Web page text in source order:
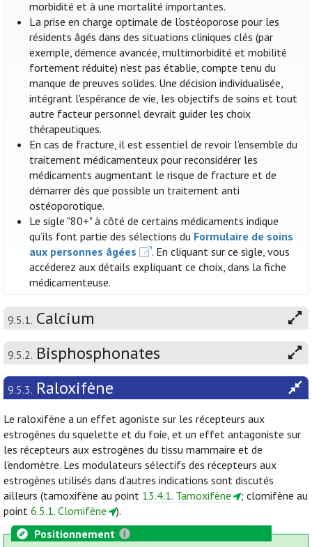
morbidité et à une mortalité importantes.
La prise en charge optimale de l'ostéoporose pour les
résidents âgés dans des situations cliniques clés (par
exemple, démence avancée, multimorbidité et mobilité
fortement réduite) n’est pas établie, compte tenu du
manque de preuves solides. Une décision individualisée,
intégrant l'espérance de vie, les objectifs de soins et tout
autre facteur personnel devrait guider les choix
thérapeutiques.
En cas de fracture, il est essentiel de revoir l’ensemble du
traitement médicamenteux pour reconsidérer les
médicaments augmentant le risque de fracture et de
démarrer dès que possible un traitement anti
ostéoporotique.
Le sigle "80+" à côté de certains médicaments indique
qu’ils font partie des sélections du Formulaire de soins
aux personnes âgées
. En cliquant sur ce sigle, vous
accéderez aux détails expliquant ce choix, dans la fiche
médicamenteuse.
9.5.1. Calcium
9.5.2. Bisphosphonates
9.5.3. Raloxifène
Le raloxifène a un effet agoniste sur les récepteurs aux
estrogènes du squelette et du foie, et un effet antagoniste sur
les récepteurs aux estrogènes du tissu mammaire et de
l'endomètre. Les modulateurs sélectifs des récepteurs aux
estrogènes utilisés dans d’autres indications sont discutés
ailleurs (tamoxifène au point 13.4.1. Tamoxifène
; clomifène au
point 6.5.1. Clomifène
).
Positionnement